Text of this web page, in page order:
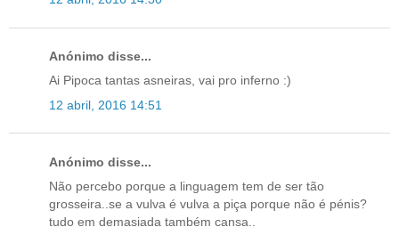
Anónimo disse...
Ai Pipoca tantas asneiras, vai pro inferno :)
12 abril, 2016 14:51
Anónimo disse...
Não percebo porque a linguagem tem de ser tão
grosseira..se a vulva é vulva a piça porque não é pénis?
tudo em demasiada também cansa..